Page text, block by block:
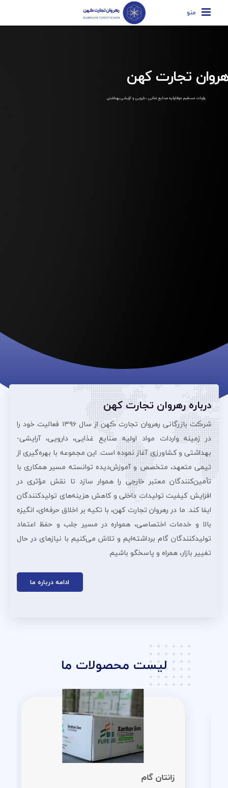
منو
تجارت کهن
واردات مستقیم مواداولیه صنایع غذایی ، دارویی و آرایشی بهداشتی
درباره رهروان تجارت کهن
شرڪت بازرگانی رهروان تجارت ڪهن از سال ۱۳۹۶ فعالیت خود را
در زمینه واردات مواد اولیه صنایع غذایی، دارویی، آرایشی‌-
بهداشتی و کشاورزی آغاز نموده است. این مجموعه با بهره‌گیری از
تیمی متعهد، متخصص و آموزش‌دیده توانسته مسیر همکاری با
تأمین‌کنندگان معتبر خارجی را هموار سازد تا نقش مؤثری در
افزایش کیفیت تولیدات داخلی و کاهش هزینه‌های تولیدکنندگان
ایفا کند. ما در رهروان تجارت کهن، با تکیه بر اخلاق حرفه‌ای، انگیزه
بالا و خدمات اختصاصی، همواره در مسیر جلب و حفظ اعتماد
تولیدکنندگان گام برداشته‌ایم و تلاش می‌کنیم با نیازهای در حال
تغییر بازار، همراه و پاسخگو باشیم.
ادامه درباره ما
لیست محصولات ما
زانتان گام